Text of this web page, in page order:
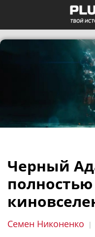
Черный
Семен Никоненко |